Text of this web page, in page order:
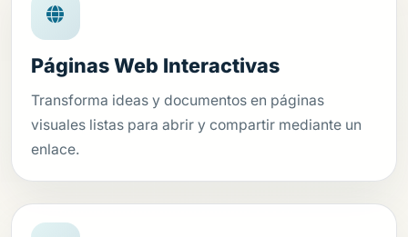
Páginas Web Interactivas
Transforma ideas y documentos en páginas
visuales listas para abrir y compartir mediante un
enlace.